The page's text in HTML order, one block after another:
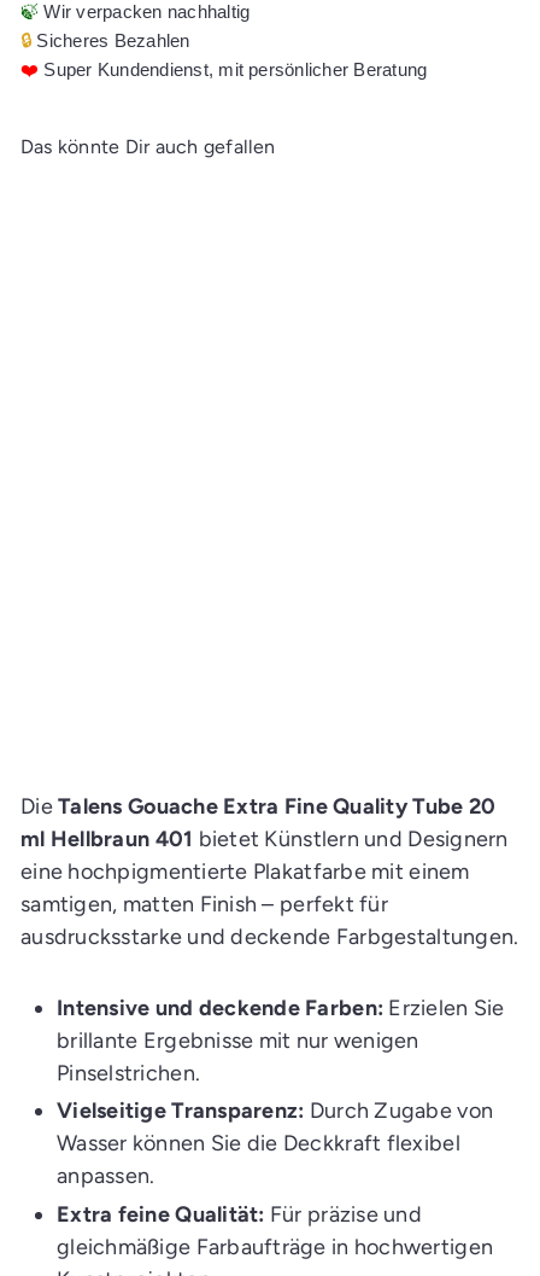
🍃 Wir verpacken nachhaltig
🔒 Sicheres Bezahlen
❤️ Super Kundendienst, mit persönlicher Beratung
Das könnte Dir auch gefallen
n
k
a
u
f
s
w
a
l
e
g
DieTalens Gouache Extra Fine Quality Tube 20
ml Hellbraun 401 bietet Künstlern und Designern
eine hochpigmentierte Plakatfarbe mit einem
samtigen, matten Finish – perfekt für
ausdrucksstarke und deckende Farbgestaltungen.
Intensive und deckende Farben: Erzielen Sie
brillante Ergebnisse mit nur wenigen
Pinselstrichen.
Vielseitige Transparenz: Durch Zugabe von
Wasser können Sie die Deckkraft flexibel
anpassen.
Extra feine Qualität: Für präzise und
gleichmäßige Farbaufträge in hochwertigen